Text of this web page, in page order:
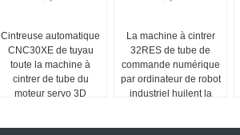
Cintreuse automatique
CNC30XE de tuyau
toute la machine à
cintrer de tube du
moteur servo 3D
La machine à cintrer
32RES de tube de
commande numérique
par ordinateur de robot
industriel huilent la